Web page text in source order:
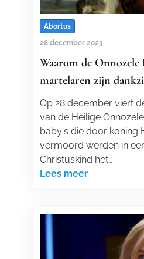
Abortus
28 december 2023
Waarom de Onnozele
martelaren zijn
Op 28 december viert
van de Heilige
baby's die door koning
vermoord werden in
Christuskind het…
Lees meer